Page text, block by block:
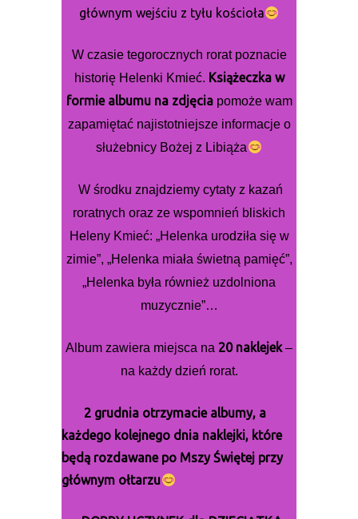
głównym wejściu z tyłu kościoła
W czasie tegorocznych rorat poznacie
historię Helenki Kmieć. Książeczka w
formie albumu na zdjęciapomoże wam
zapamiętać najistotniejsze informacje o
służebnicy Bożej z Libiąża
W środku znajdziemy cytaty z kazań
roratnych oraz ze wspomnień bliskich
Heleny Kmieć: „Helenka urodziła się w
zimie”, „Helenka miała świetną pamięć”,
„Helenka była również uzdolniona
muzycznie”…
Album zawiera miejsca na 20 naklejek–
na każdy dzień rorat.
2 grudnia otrzymacie albumy, a
każdego kolejnego dnia naklejki, które
będą rozdawane po Mszy Świętej przy
głównym ołtarzu